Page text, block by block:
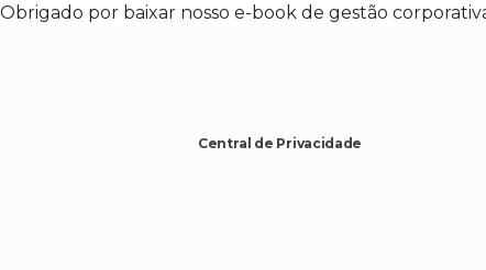
Obrigado por baixar nosso e-book de gestão
Central de Privacidade